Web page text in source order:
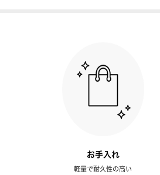
お手入れ
軽量で耐久性の高い